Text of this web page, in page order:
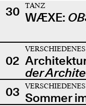
30
TANZ
WÆXE:
02
VERSCHIEDENES
der
03
VERSCHIEDENES
Sommer